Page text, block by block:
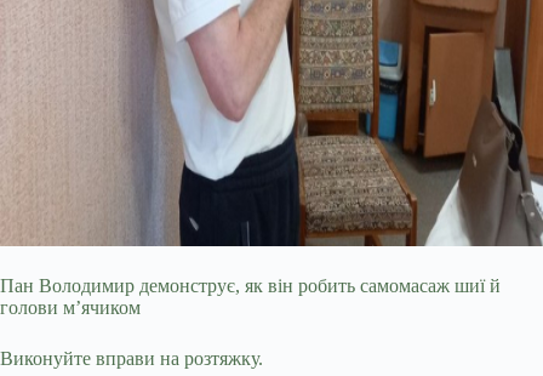
Пан Володимир демонструє, як він робить самомасаж шиї й
голови м’ячиком
Виконуйте вправи на розтяжку.